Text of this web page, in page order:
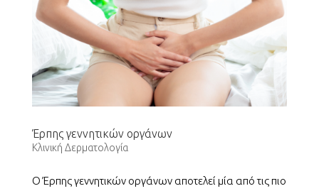
Έρπης γεννητικών οργάνων
Κλινική Δερματολογία
Ο Έρπης γεννητικών οργάνων αποτελεί μία από τις πιο